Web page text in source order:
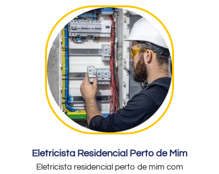
Eletricista Residencial Perto de Mim
Eletricista residencial perto de mim com